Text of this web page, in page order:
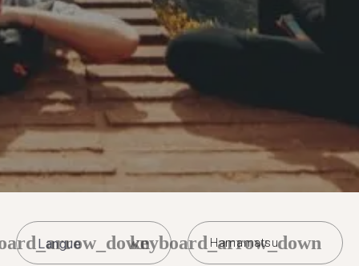
Hamamatsu
keyboard_arrow_down